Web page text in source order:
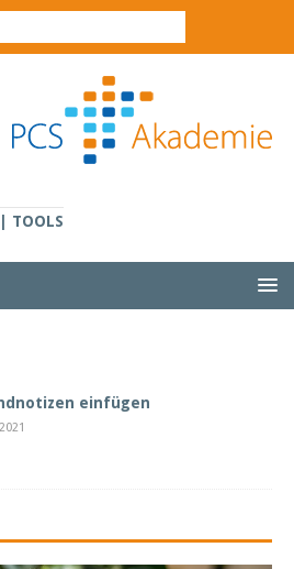
TOOLS
einfügen